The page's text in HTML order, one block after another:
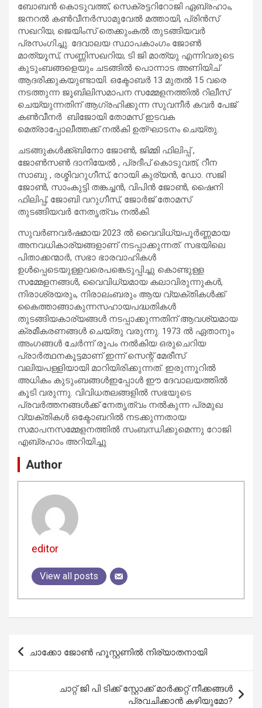
ബോബൻ കൊടുവത്ത്, സെക്രട്ടറിറോജി ഏബ്രഹാം,
ജനറൽ കൺവീനർസാമുവേൽ മത്തായി, പ്രിൻസ്
സഖറിയ, ജെയിംസ് തെക്കുംകൽ തുടങ്ങിയവർ
പ്രസംഗിച്ചു. ദേവാലയ സ്ഥാപകാംഗം ജോൺ
മാത്യൂസ്, സണ്ണിസഖറിയ, ടി ജി മാത്യു എന്നിവരുടെ
കുടുംബങ്ങളെയും ചടങ്ങിൽ പൊന്നാട അണിയിച്
ആദരിക്കുകയുണ്ടായി. ഒക്ടോബർ 13 മുതൽ 15 വരെ
നടത്തുന്ന ജൂബിലിസമാപന സമ്മേളനത്തിൽ റിലീസ്
ചെയ്യുന്നതിന് ആഗ്രഹിക്കുന്ന സുവനീർ കവർ പേജ്
കൺവീനർ ‌ ബിജോയി തോമസ് ഇടവക
മെത്രാപ്പോലീത്തക്ക് നൽകി ഉത്‌ഘാടനം ചെയ്തു.
ചടങ്ങുകൾക്ക്ബിനോ ജോൺ, ജിമ്മി ഫിലിപ്പ് ,
ജോൺസൺ ദാനിയേൽ , പ്രദീപ് കൊടുവത്, റീന
സാബു , രശ്മിവറുഗീസ്, റോയി കുര്യൻ, ഡോ. സജി
ജോൺ, സാംകുട്ടി തങ്കച്ചൻ, വിപിൻ ജോൺ, ഷൈനി
ഫിലിപ്പ്, ജോബി വറുഗീസ്, ജോർജ് തോമസ്
തുടങ്ങിയവർ നേതൃത്വം നൽകി.
സുവർണവർഷമായ 2023 ൽ വൈവിധ്യപൂർണ്ണമായ
അനവധികാര്യങ്ങളാണ് നടപ്പാക്കുന്നത്. സഭയിലെ
പിതാക്കന്മാർ, സഭാ ഭാരവാഹികൾ
ഉൾപ്പെടെയുള്ളവരെപങ്കെടുപ്പിച്ചു കൊണ്ടുള്ള
സമ്മേളനങ്ങൾ, വൈവിധ്യമായ കലാവിരുന്നുകൾ,
നിരാശ്രയരും, നിരാലംബരും ആയ വ്യക്തികൾക്ക്
കൈത്താങ്ങാകുന്നസഹായപദ്ധതികൾ
തുടങ്ങിയകാര്യങ്ങൾ നടപ്പാക്കുന്നതിന് ആവശ്യമായ
ക്രമീകരണങ്ങൾ ചെയ്‌തു വരുന്നു. 1973 ൽ ഏതാനും
അംഗങ്ങൾ ചേർന്ന് രൂപം നൽകിയ ഒരുചെറിയ
പ്രാർത്ഥനകൂട്ടമാണ്‌ ഇന്ന് സെന്റ് മേരീസ്
വലിയപള്ളിയായി മാറിയിരിക്കുന്നത്. ഇരുന്നൂറിൽ
അധികം കുടുംബങ്ങൾഇപ്പോൾ ഈ ദേവാലയത്തിൽ
കൂടി വരുന്നു. വിവിധതലങ്ങളിൽ സഭയുടെ
പ്രവർത്തനങ്ങൾക്ക് നേതൃത്വം നൽകുന്ന പ്രമുഖ
വ്യക്തികൾ ഒക്ടോബറിൽ നടക്കുന്നതായ
സമാപനസമ്മേളനത്തിൽ സംബന്ധിക്കുമെന്നു റോജി
എബ്രഹാം അറിയിച്ചു
Author
editor
View all posts
Post
navigation
ചാക്കോ ജോൺ ഹൂസ്റ്റണിൽ നിര്യാതനായി
ചാറ്റ് ജി പി ടിക്ക് സ്റ്റോക്ക് മാർക്കറ്റ് നീക്കങ്ങൾ
പ്രവചിക്കാൻ കഴിയുമോ?